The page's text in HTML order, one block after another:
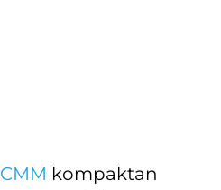
kompaktan